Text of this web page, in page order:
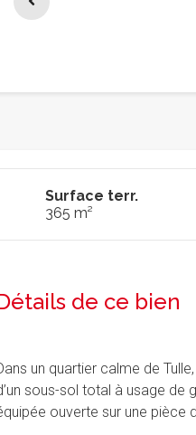
Surface terr.
365 m²
de ce bien
un quartier calme de
sous-sol total à usage de
ouverte sur une pièce